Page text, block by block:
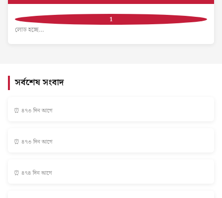
লোড হচ্ছে…
সর্বশেষ সংবাদ
⏰ ৪৭৩ দিন আগে
⏰ ৪৭৩ দিন আগে
⏰ ৪৭৪ দিন আগে